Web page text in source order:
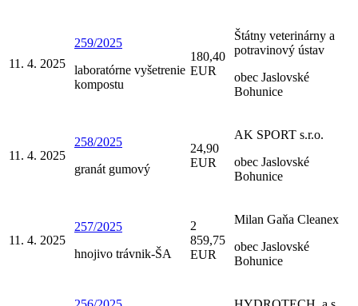
11. 4. 2025
259/2025
laboratórne vyšetrenie
kompostu
180,40
EUR
Štátny veterinárny a
potravinový ústav
obec Jaslovské
Bohunice
11. 4. 2025
258/2025
granát gumový
24,90
EUR
AK SPORT s.r.o.
obec Jaslovské
Bohunice
11. 4. 2025
257/2025
hnojivo trávnik-ŠA
2
859,75
EUR
Milan Gaňa Cleanex
obec Jaslovské
Bohunice